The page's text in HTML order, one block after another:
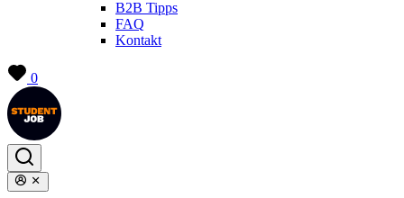
B2B Tipps
FAQ
Kontakt
0